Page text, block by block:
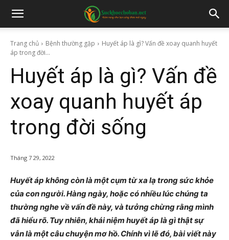
Trang chủ Bệnh thường gặp
Huyết áp là gì? Vấn đề xoay quanh huyết
áp trong đời...
Huyết áp là gì? Vấn đề
xoay quanh huyết áp
trong đời sống
Tháng 7 29, 2022
Huyết áp không còn là một cụm từ xa lạ trong sức khỏe
của con người. Hàng ngày, hoặc có nhiều lúc chúng ta
thường nghe về vấn đề này, và tưởng chừng rằng mình
đã hiểu rõ. Tuy nhiên, khái niệm huyết áp là gì thật sự
vẫn là một câu chuyện mơ hồ. Chính vì lẽ đó, bài viết này